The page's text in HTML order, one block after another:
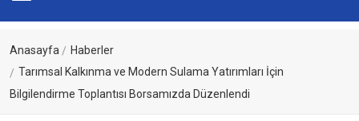
Anasayfa
Haberler
Tarımsal Kalkınma ve Modern Sulama Yatırımları İçin
Bilgilendirme Toplantısı Borsamızda Düzenlendi